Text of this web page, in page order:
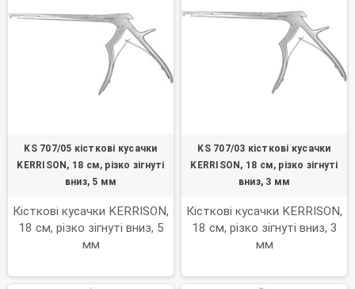
KS 707/05 кісткові кусачки
KERRISON, 18 см, різко зігнуті
вниз, 5 мм
Кісткові кусачки KERRISON,
18 см, різко зігнуті вниз, 5
мм
KS 707/03 кісткові кусачки
KERRISON, 18 см, різко зігнуті
вниз, 3 мм
Кісткові кусачки KERRISON,
18 см, різко зігнуті вниз, 3
мм